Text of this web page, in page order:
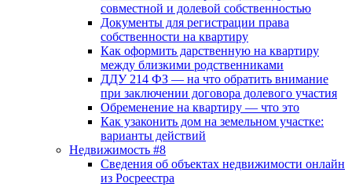
совместной и долевой собственностью
Документы для регистрации права
собственности на квартиру
Как оформить дарственную на квартиру
между близкими родственниками
ДДУ 214 ФЗ — на что обратить внимание
при заключении договора долевого участия
Обременение на квартиру — что это
Как узаконить дом на земельном участке:
варианты действий
Недвижимость #8
Сведения об объектах недвижимости онлайн
из Росреестра